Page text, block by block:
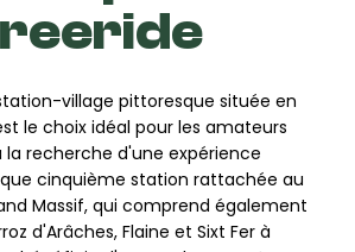
village pittoresque située en
le choix idéal pour les amateurs
la recherche d'une expérience
cinquième station rattachée au
Massif, qui comprend également
d'Arâches, Flaine et Sixt Fer à